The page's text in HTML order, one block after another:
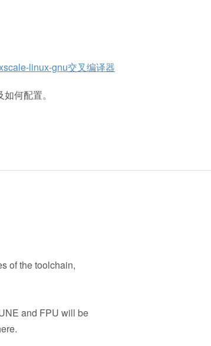
linux-gnu交叉编译器
何配置。
of the toolchain,
and FPU will be
here.